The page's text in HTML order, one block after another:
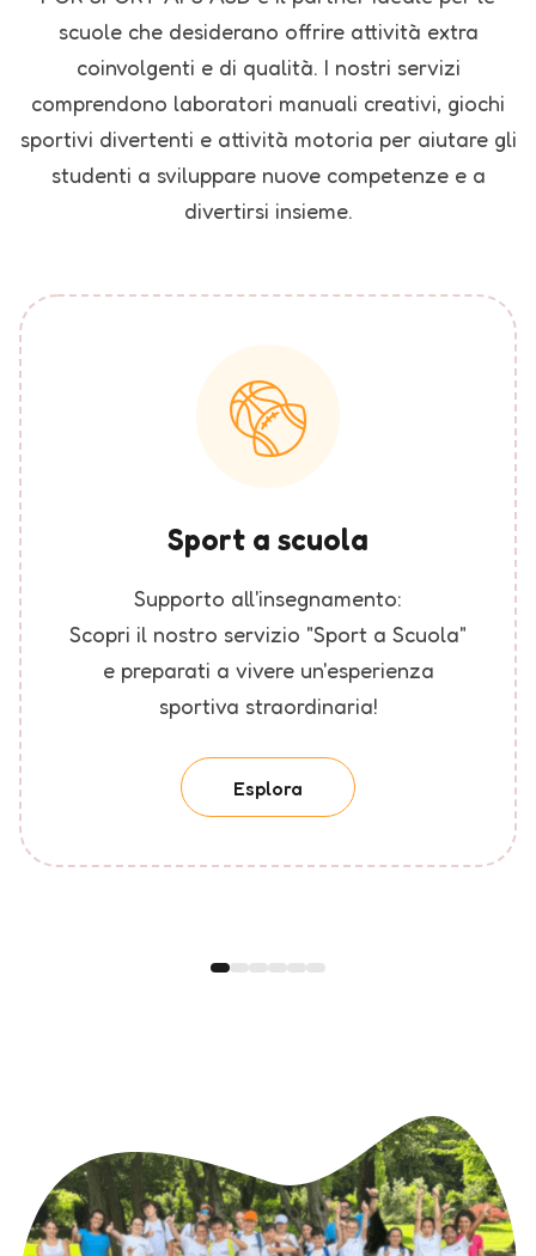
scuole che desiderano offrire attività extra
coinvolgenti e di qualità. I nostri servizi
comprendono laboratori manuali creativi, giochi
sportivi divertenti e attività motoria per aiutare gli
studenti a sviluppare nuove competenze e a
divertirsi insieme.
Sport a scuola
Supporto all'insegnamento:
Scopri il nostro servizio "Sport a Scuola"
e preparati a vivere un'esperienza
sportiva straordinaria!
Esplora